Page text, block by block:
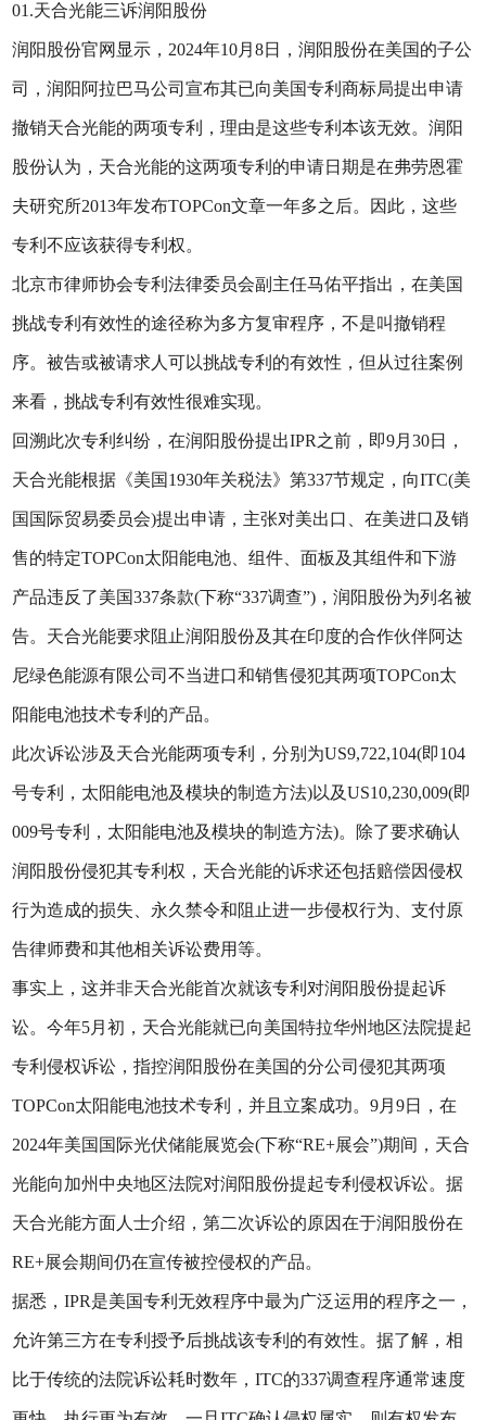
01.天合光能三诉润阳股份
润阳股份官网显示，2024年10月8日，润阳股份在美国的子公
司，润阳阿拉巴马公司宣布其已向美国专利商标局提出申请
撤销天合光能的两项专利，理由是这些专利本该无效。润阳
股份认为，天合光能的这两项专利的申请日期是在弗劳恩霍
夫研究所2013年发布TOPCon文章一年多之后。因此，这些
专利不应该获得专利权。
北京市律师协会专利法律委员会副主任马佑平指出，在美国
挑战专利有效性的途径称为多方复审程序，不是叫撤销程
序。被告或被请求人可以挑战专利的有效性，但从过往案例
来看，挑战专利有效性很难实现。
回溯此次专利纠纷，在润阳股份提出IPR之前，即9月30日，
天合光能根据《美国1930年关税法》第337节规定，向ITC(美
国国际贸易委员会)提出申请，主张对美出口、在美进口及销
售的特定TOPCon太阳能电池、组件、面板及其组件和下游
产品违反了美国337条款(下称“337调查”)，润阳股份为列名被
告。天合光能要求阻止润阳股份及其在印度的合作伙伴阿达
尼绿色能源有限公司不当进口和销售侵犯其两项TOPCon太
阳能电池技术专利的产品。
此次诉讼涉及天合光能两项专利，分别为US9,722,104(即104
号专利，太阳能电池及模块的制造方法)以及US10,230,009(即
009号专利，太阳能电池及模块的制造方法)。除了要求确认
润阳股份侵犯其专利权，天合光能的诉求还包括赔偿因侵权
行为造成的损失、永久禁令和阻止进一步侵权行为、支付原
告律师费和其他相关诉讼费用等。
事实上，这并非天合光能首次就该专利对润阳股份提起诉
讼。今年5月初，天合光能就已向美国特拉华州地区法院提起
专利侵权诉讼，指控润阳股份在美国的分公司侵犯其两项
TOPCon太阳能电池技术专利，并且立案成功。9月9日，在
2024年美国国际光伏储能展览会(下称“RE+展会”)期间，天合
光能向加州中央地区法院对润阳股份提起专利侵权诉讼。据
天合光能方面人士介绍，第二次诉讼的原因在于润阳股份在
RE+展会期间仍在宣传被控侵权的产品。
据悉，IPR是美国专利无效程序中最为广泛运用的程序之一，
允许第三方在专利授予后挑战该专利的有效性。据了解，相
比于传统的法院诉讼耗时数年，ITC的337调查程序通常速度